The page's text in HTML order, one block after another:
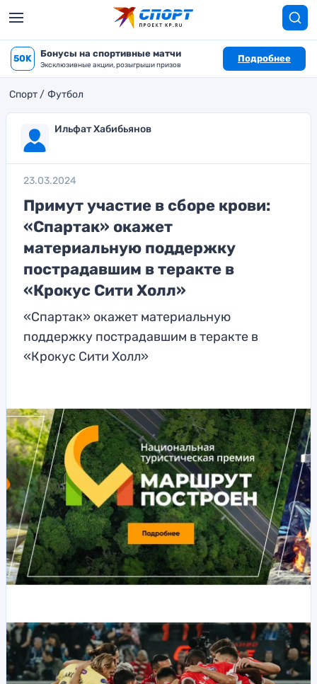
50K Бонусы на спортивные матчи
Эксклюзивные акции, розыгрыши призов
Подробнее
Спорт Футбол
Ильфат Хабибьянов
23.03.2024
Примут участие в сборе крови:
«Спартак» окажет
материальную поддержку
пострадавшим в теракте в
«Крокус Сити Холл»
«Спартак» окажет материальную
поддержку пострадавшим в теракте в
«Крокус Сити Холл»